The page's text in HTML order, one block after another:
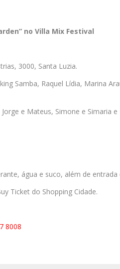
no Villa Mix Festival
3000, Santa Luzia.
Samba, Raquel Lídia, Marina
Jorge e Mateus, Simone e Simaria
água e suco, além de entrada
Ticket do Shopping Cidade.
8008